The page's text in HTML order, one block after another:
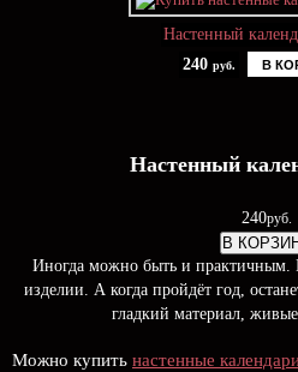
Настенный
240 руб. В
Настенный
240руб.
В
Иногда можно быть и практичным.
изделии. А когда пройдёт год,
гладкий материал,
Можно купить настенные